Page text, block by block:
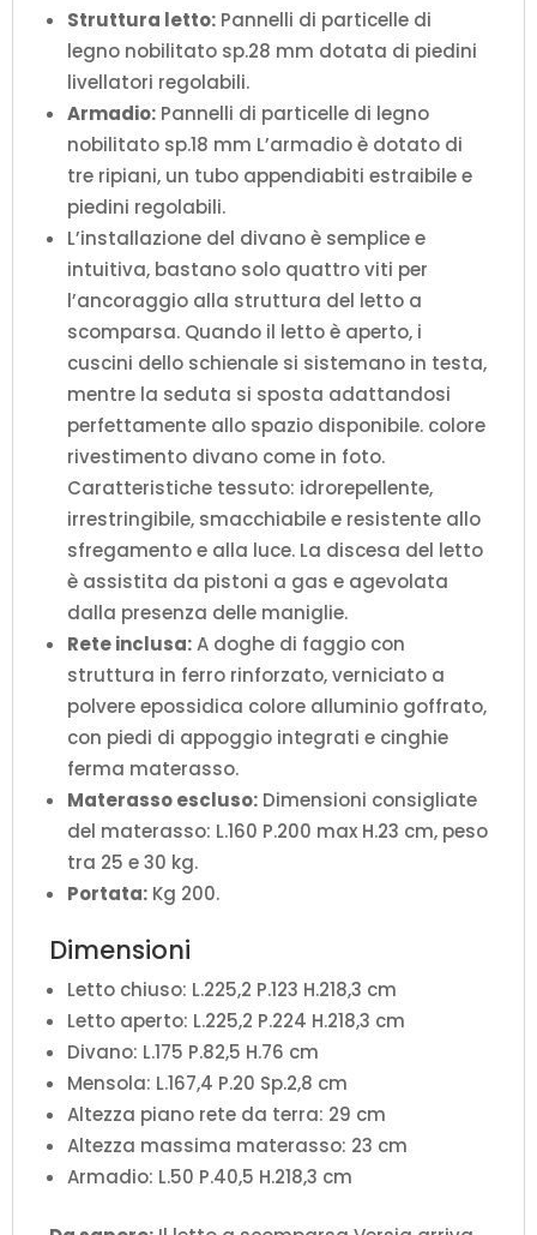
Struttura letto: Pannelli di particelle di
legno nobilitato sp.28 mm dotata di piedini
livellatori regolabili.
Armadio: Pannelli di particelle di legno
nobilitato sp.18 mm L’armadio è dotato di
tre ripiani, un tubo appendiabiti estraibile e
piedini regolabili.
L’installazione del divano è semplice e
intuitiva, bastano solo quattro viti per
l’ancoraggio alla struttura del letto a
scomparsa. Quando il letto è aperto, i
cuscini dello schienale si sistemano in testa,
mentre la seduta si sposta adattandosi
perfettamente allo spazio disponibile. colore
rivestimento divano come in foto.
Caratteristiche tessuto: idrorepellente,
irrestringibile, smacchiabile e resistente allo
sfregamento e alla luce. La discesa del letto
è assistita da pistoni a gas e agevolata
dalla presenza delle maniglie.
Rete inclusa:A doghe di faggio con
struttura in ferro rinforzato, verniciato a
polvere epossidica colore alluminio goffrato,
con piedi di appoggio integrati e cinghie
ferma materasso.
Materasso escluso: Dimensioni consigliate
del materasso: L.160 P.200 max H.23 cm, peso
tra 25 e 30 kg.
Portata: Kg 200.
Dimensioni
Letto chiuso: L.225,2 P.123 H.218,3 cm
Letto aperto: L.225,2 P.224 H.218,3 cm
Divano: L.175 P.82,5 H.76 cm
Mensola: L.167,4 P.20 Sp.2,8 cm
Altezza piano rete da terra: 29 cm
Altezza massima materasso: 23 cm
Armadio: L.50 P.40,5 H.218,3 cm